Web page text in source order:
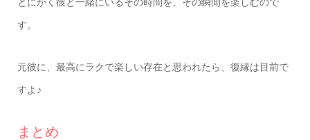
す。
元彼に、最高にラクで楽しい存在と思われたら、復縁は目前で
すよ♪
まとめ